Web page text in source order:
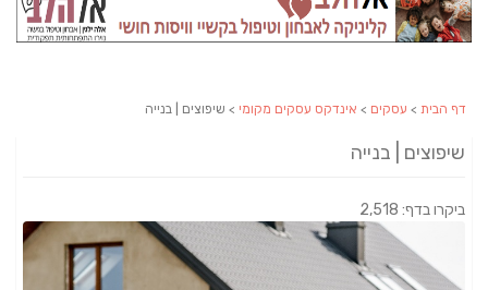
דף הבית > עסקים > אינדקס עסקים מקומי > שיפוצים | בנייה
שיפוצים | בנייה
ביקרו בדף: 2,518